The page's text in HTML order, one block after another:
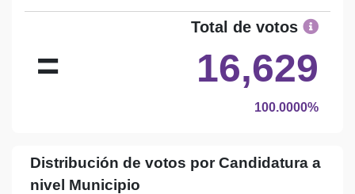
=
Total de votos
16,629
100.0000%
Distribución de votos por Candidatura a
nivel Municipio